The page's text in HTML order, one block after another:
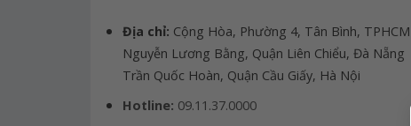
Địa chỉ: Cộng Hòa, Phường 4, Tân Bình, TPHCM
Nguyễn Lương Bằng, Quận Liên Chiểu, Đà Nẵng
Trần Quốc Hoàn, Quận Cầu Giấy, Hà Nội
Hotline: 09.11.37.0000